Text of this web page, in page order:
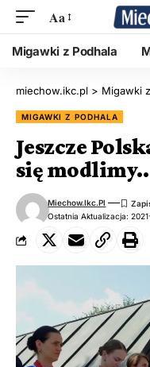
Aa
Migawki z Podhala
miechow.ikc.pl > Migawki
MIGAWKI Z PODHALA
Jeszcze
się
Ostatnia Aktualizacja:
Miechow.ikc.pl